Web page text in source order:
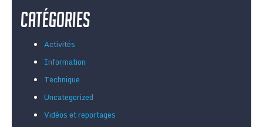
Catégories
Activités
Information
Technique
Uncategorized
Vidéos et reportages